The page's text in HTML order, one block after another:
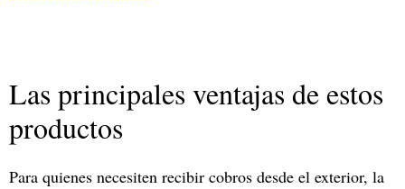
Las principales ventajas de estos
productos
Para quienes necesiten recibir cobros desde el exterior, la